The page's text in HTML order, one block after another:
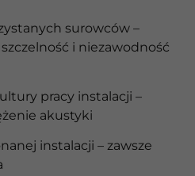
surowców –
i niezawodność
pracy instalacji –
akustyki
instalacji – zawsze